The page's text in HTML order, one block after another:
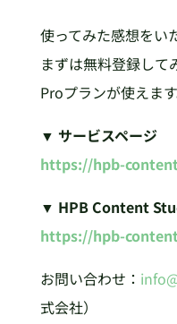
使ってみた感想をい
まずは無料登録して
Proプランが使えます
▼ サービスページ
https://hpb-
▼ HPB Content
https://hpb-
お問い合わせ：
式会社）